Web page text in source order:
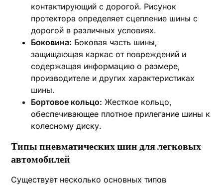
контактирующий с дорогой. Рисунок
протектора определяет сцепление шины с
дорогой в различных условиях.
Боковина: Боковая часть шины,
защищающая каркас от повреждений и
содержащая информацию о размере,
производителе и других характеристиках
шины.
Бортовое кольцо: Жесткое кольцо,
обеспечивающее плотное прилегание шины к
колесному диску.
Типы пневматических шин для легковых
автомобилей
Существует несколько основных типов